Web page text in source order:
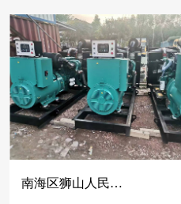
南海区狮山人民医院500KW康明斯发电机组并机